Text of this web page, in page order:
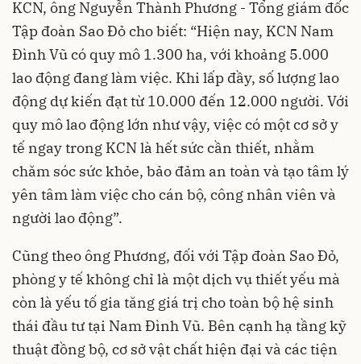
KCN, ông Nguyễn Thành Phương - Tổng giám đốc
Tập đoàn Sao Đỏ cho biết: “Hiện nay, KCN Nam
Đình Vũ có quy mô 1.300 ha, với khoảng 5.000
lao động đang làm việc. Khi lấp đầy, số lượng lao
động dự kiến đạt từ 10.000 đến 12.000 người. Với
quy mô lao động lớn như vậy, việc có một cơ sở y
tế ngay trong KCN là hết sức cần thiết, nhằm
chăm sóc sức khỏe, bảo đảm an toàn và tạo tâm lý
yên tâm làm việc cho cán bộ, công nhân viên và
người lao động”.
Cũng theo ông Phương, đối với Tập đoàn Sao Đỏ,
phòng y tế không chỉ là một dịch vụ thiết yếu mà
còn là yếu tố gia tăng giá trị cho toàn bộ hệ sinh
thái đầu tư tại Nam Đình Vũ. Bên cạnh hạ tầng kỹ
thuật đồng bộ, cơ sở vật chất hiện đại và các tiện